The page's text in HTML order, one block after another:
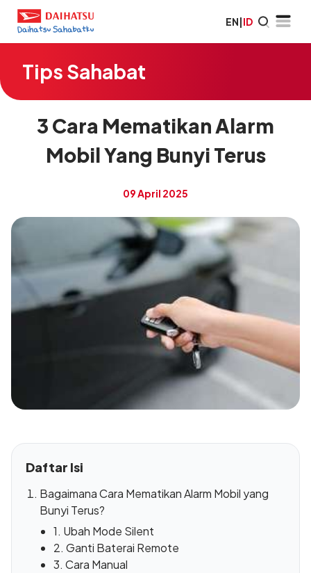
EN|ID
Tips Sahabat
3 Cara Mematikan Alarm
Mobil Yang Bunyi Terus
09 April 2025
Daftar Isi
Bagaimana Cara Mematikan Alarm Mobil yang
Bunyi Terus?
1. Ubah Mode Silent
2. Ganti Baterai Remote
3. Cara Manual